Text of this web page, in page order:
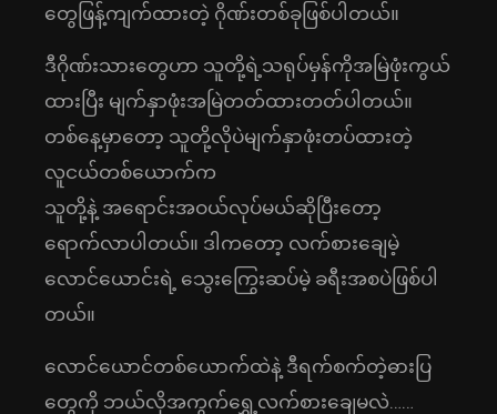
တွေဖြန့်ကျက်ထားတဲ့ ဂိုဏ်းတစ်ခုဖြစ်ပါတယ်။
ဒီဂိုဏ်းသားတွေဟာ သူတို့ရဲ့သရုပ်မှန်ကိုအမြဲဖုံးကွယ်
ထားပြီး မျက်နှာဖုံးအမြဲတတ်ထားတတ်ပါတယ်။
တစ်နေ့မှာတော့ သူတို့လိုပဲမျက်နှာဖုံးတပ်ထားတဲ့
လူငယ်တစ်ယောက်က
သူတို့နဲ့ အရောင်းအဝယ်လုပ်မယ်ဆိုပြီးတော့
ရောက်လာပါတယ်။ ဒါကတော့ လက်စားချေမဲ့
လောင်ယောင်းရဲ့ သွေးကြွေးဆပ်မဲ့ ခရီးအစပဲဖြစ်ပါ
တယ်။
လောင်ယောင်တစ်ယောက်ထဲနဲ့ ဒီရက်စက်တဲ့ဓားပြ
တွေကို ဘယ်လိုအကွက်ရွှေ့လက်စားချေမလဲ……